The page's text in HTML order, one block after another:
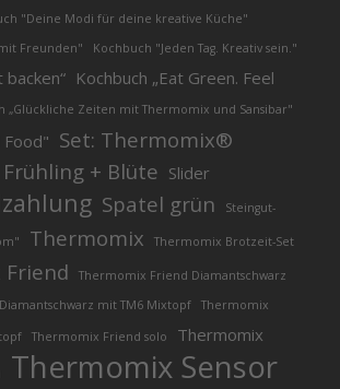
"Deine Modi für deine kreative Küche"
Freunden"
Kochbuch "Jeden Tag. Kreativ sein."
backen“ Kochbuch „Eat Green. Feel
„Glückliche Zeiten mit Thermomix und Sansibar"
Food" Set: Thermomix®
+ Blüte Slider
Spatel grün Steingut-
Thermomix Thermomix Brotzeit-Set
Thermomix Friend Diamantschwarz
mit TM6 Mixtopf
Thermomix
Thermomix Friend solo
Thermomix
Thermomix Sensor